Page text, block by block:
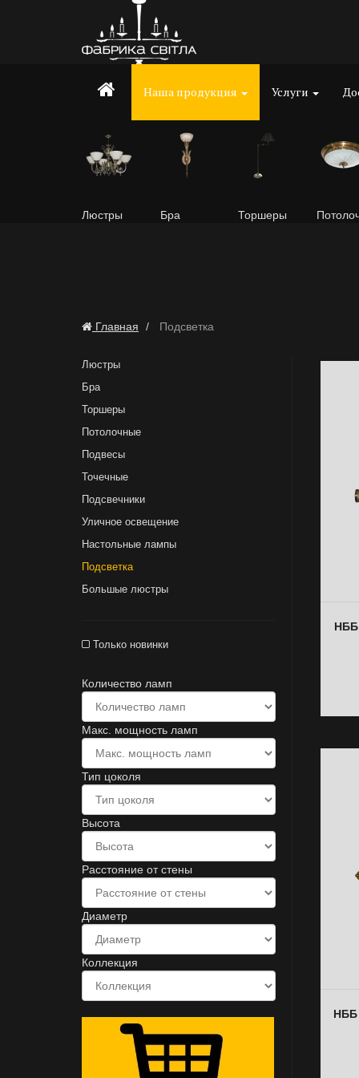
Наша продукция Услуги
Люстры Бра Торшеры
Главная Подсветка
Люстры
Бра
Торшеры
Потолочные
Подвесы
Точечные
Подсвечники
Уличное освещение
Настольные лампы
Подсветка
Большые люстры
Только новинки
Количество ламп
Макс. мощность ламп
Тип цоколя
Высота
Расстояние от стены
Диаметр
Коллекция
НББ
НББ